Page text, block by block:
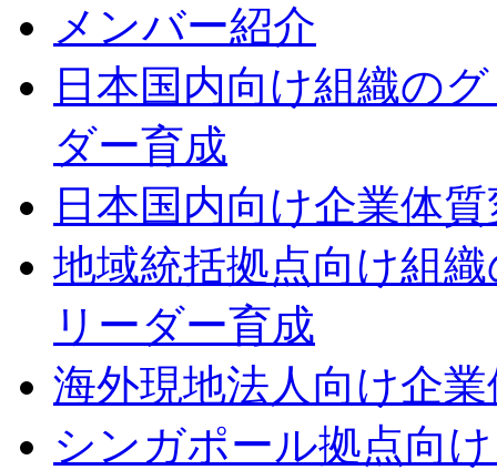
メンバー紹介
日本国内向け組織の
ダー育成
日本国内向け企業体
地域統括拠点向け組
リーダー育成
海外現地法人向け企
シンガポール拠点向